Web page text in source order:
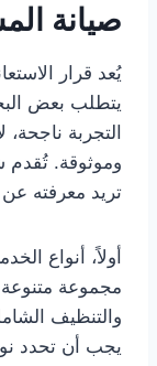
صيانة
يُعد قرار
يتطلب بعض
التجربة
وموثوقة. تُقدم
تريد معرفته
أولاً، أنواع
مجموعة متنوعة
والتنظيف
يجب أن تحدد